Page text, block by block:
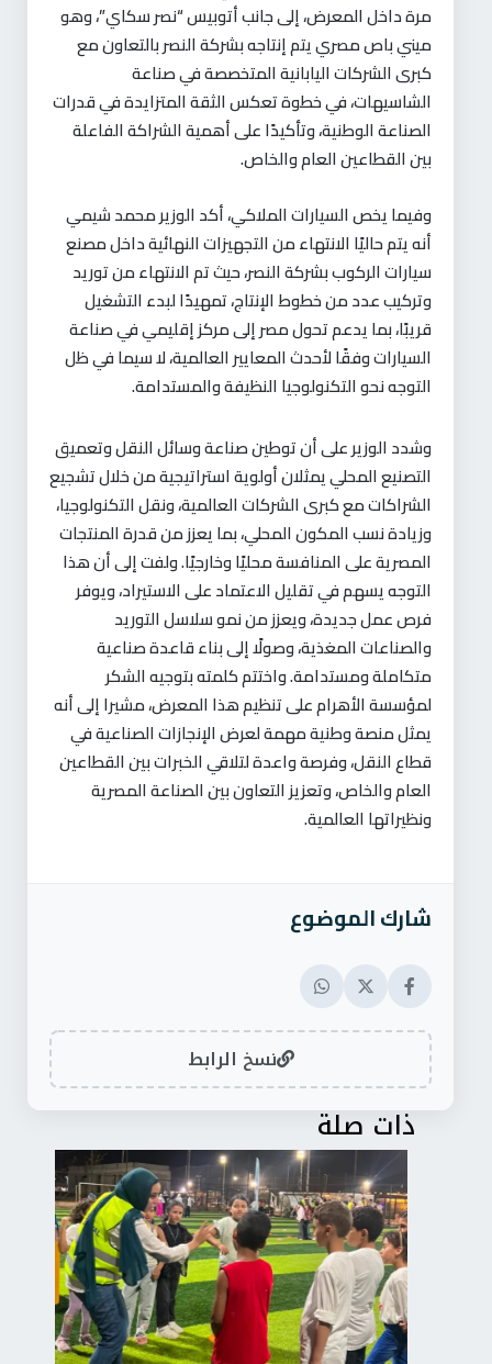
مرة داخل المعرض، إلى جانب أتوبيس “نصر سكاي”، وهو
ميني باص مصري يتم إنتاجه بشركة النصر بالتعاون مع
كبرى الشركات اليابانية المتخصصة في صناعة
الشاسيهات، في خطوة تعكس الثقة المتزايدة في قدرات
الصناعة الوطنية، وتأكيدًا على أهمية الشراكة الفاعلة
بين القطاعين العام والخاص.
وفيما يخص السيارات الملاكي، أكد الوزير محمد شيمي
أنه يتم حاليًا الانتهاء من التجهيزات النهائية داخل مصنع
سيارات الركوب بشركة النصر، حيث تم الانتهاء من توريد
وتركيب عدد من خطوط الإنتاج، تمهيدًا لبدء التشغيل
قريبًا، بما يدعم تحول مصر إلى مركز إقليمي في صناعة
السيارات وفقًا لأحدث المعايير العالمية، لا سيما في ظل
التوجه نحو التكنولوجيا النظيفة والمستدامة.
وشدد الوزير على أن توطين صناعة وسائل النقل وتعميق
التصنيع المحلي يمثلان أولوية استراتيجية من خلال تشجيع
الشراكات مع كبرى الشركات العالمية، ونقل التكنولوجيا،
وزيادة نسب المكون المحلي، بما يعزز من قدرة المنتجات
المصرية على المنافسة محليًا وخارجيًا. ولفت إلى أن هذا
التوجه يسهم في تقليل الاعتماد على الاستيراد، ويوفر
فرص عمل جديدة، ويعزز من نمو سلاسل التوريد
والصناعات المغذية، وصولًا إلى بناء قاعدة صناعية
متكاملة ومستدامة. واختتم كلمته بتوجيه الشكر
لمؤسسة الأهرام على تنظيم هذا المعرض، مشيرا إلى أنه
يمثل منصة وطنية مهمة لعرض الإنجازات الصناعية في
قطاع النقل، وفرصة واعدة لتلاقي الخبرات بين القطاعين
العام والخاص، وتعزيز التعاون بين الصناعة المصرية
ونظيراتها العالمية.
شارك الموضوع
نسخ الرابط
ذات صلة